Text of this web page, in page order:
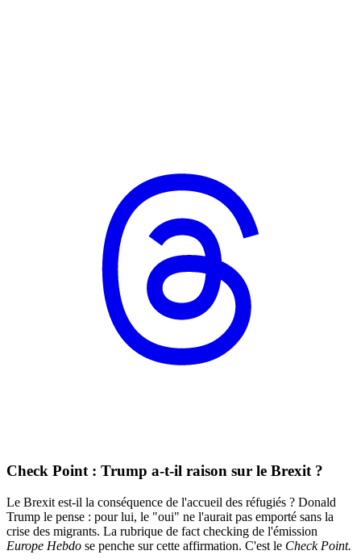
Check Point : Trump a-t-il raison sur le Brexit ?
Le Brexit est-il la conséquence de l'accueil des réfugiés ? Donald
Trump le pense : pour lui, le "oui" ne l'aurait pas emporté sans la
crise des migrants. La rubrique de fact checking de l'émission
Europe Hebdo se penche sur cette affirmation. C'est le Check Point.